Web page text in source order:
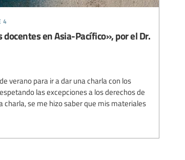
4
en Asia-Pacífico», por el Dr.
verano para ir a dar una charla con los
las excepciones a los derechos de
charla, se me hizo saber que mis materiales